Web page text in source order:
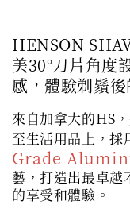
HENSON
美30°刀片角度
感，體驗剃鬚後
來自加拿大的HS
至生活用品上，採
Grade
藝，打造出最卓越
的享受和體驗。